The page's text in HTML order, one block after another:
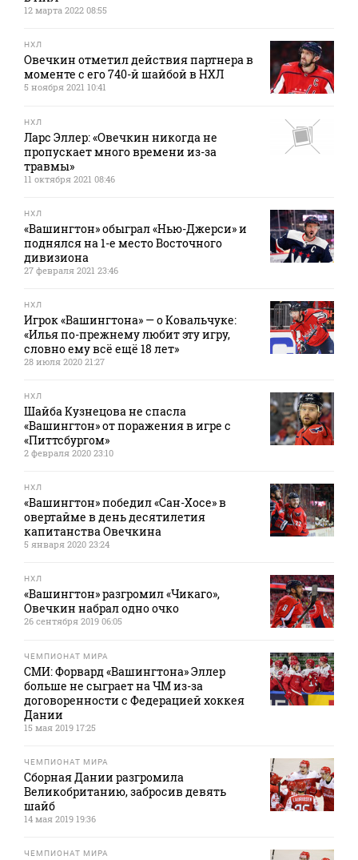
12 марта 2022 08:55
НХЛ
Овечкин отметил действия партнера в
моменте с его 740-й шайбой в НХЛ
5 ноября 2021 10:41
НХЛ
Ларс Эллер: «Овечкин никогда не
пропускает много времени из-за
травмы»
11 октября 2021 08:46
НХЛ
«Вашингтон» обыграл «Нью-Джерси» и
поднялся на 1-е место Восточного
дивизиона
27 февраля 2021 23:46
НХЛ
Игрок «Вашингтона» — о Ковальчуке:
«Илья по-прежнему любит эту игру,
словно ему всё ещё 18 лет»
28 июля 2020 21:27
НХЛ
Шайба Кузнецова не спасла
«Вашингтон» от поражения в игре с
«Питтсбургом»
2 февраля 2020 23:10
НХЛ
«Вашингтон» победил «Сан-Хосе» в
овертайме в день десятилетия
капитанства Овечкина
5 января 2020 23:24
НХЛ
«Вашингтон» разгромил «Чикаго»,
Овечкин набрал одно очко
26 сентября 2019 06:05
ЧЕМПИОНАТ МИРА
СМИ: Форвард «Вашингтона» Эллер
больше не сыграет на ЧМ из-за
договоренности с Федерацией хоккея
Дании
15 мая 2019 17:25
ЧЕМПИОНАТ МИРА
Сборная Дании разгромила
Великобританию, забросив девять
шайб
14 мая 2019 19:36
ЧЕМПИОНАТ МИРА